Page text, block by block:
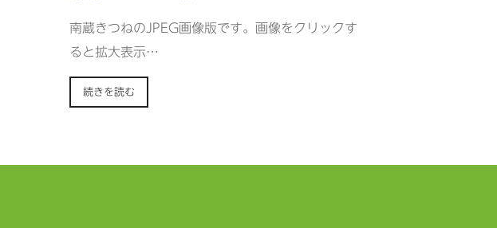
南蔵きつねのJPEG画像版です。画像をクリックす
ると拡大表示…
続きを読む